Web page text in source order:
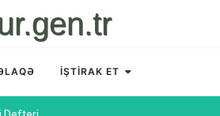
İŞTİRAK ET